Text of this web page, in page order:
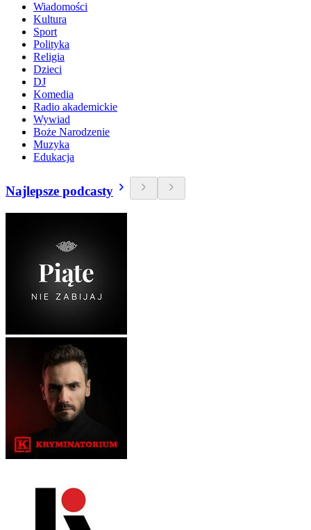
Wiadomości
Kultura
Sport
Polityka
Religia
Dzieci
DJ
Komedia
Radio akademickie
Wywiad
Boże Narodzenie
Muzyka
Edukacja
Najlepsze podcasty